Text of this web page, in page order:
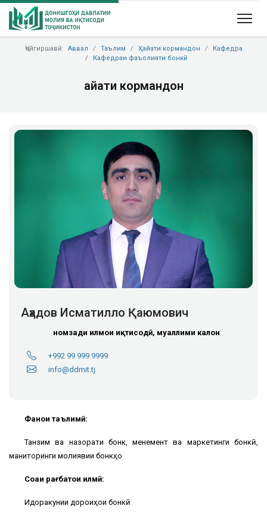
Ҷойгиршавӣ: Аввал Таълим Ҳайати кормандон
Кафедра
Кафедраи фаъолияти бонкӣ
Ҳайати кормандон
Аҳадов Исматилло Қаюмович
номзади илмҳои иқтисодӣ, муаллими калон
+992 99 999 9999
info@ddmit.tj
Фанҳои таълимӣ:
Танзим ва назорати бонк, менеҷмент ва маркетинги бонкӣ,
маниторинги молиявии бонкҳо
Соҳаи рағбатҳои илмӣ:
Идоракунии дороиҳои бонкӣ